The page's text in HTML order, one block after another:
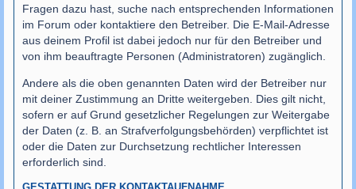
Fragen dazu hast, suche nach entsprechenden Informationen
im Forum oder kontaktiere den Betreiber. Die E-Mail-Adresse
aus deinem Profil ist dabei jedoch nur für den Betreiber und
von ihm beauftragte Personen (Administratoren) zugänglich.
Andere als die oben genannten Daten wird der Betreiber nur
mit deiner Zustimmung an Dritte weitergeben. Dies gilt nicht,
sofern er auf Grund gesetzlicher Regelungen zur Weitergabe
der Daten (z. B. an Strafverfolgungsbehörden) verpflichtet ist
oder die Daten zur Durchsetzung rechtlicher Interessen
erforderlich sind.